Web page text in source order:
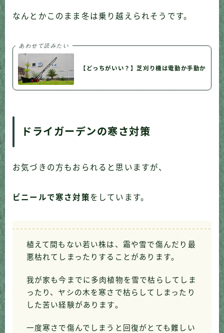
なんとかこのまま冬は乗り越えられそうです。
あわせて読みたい
【どっちがいい？】芝刈り機は電動か手動か
ドライガーデンの寒さ対策
お気づきの方もおられると思いますが、
ビニールで寒さ対策をしています。
植えて間もない若い株は、霜や雪で傷んだり最
悪枯れてしまったりすることがあります。
我が家も今までに多肉植物を雪で枯らしてしま
ったり、ヤシの木を寒さで枯らしてしまったり
した苦い経験があります。
一度寒さで傷んでしまうと回復がとても難しい